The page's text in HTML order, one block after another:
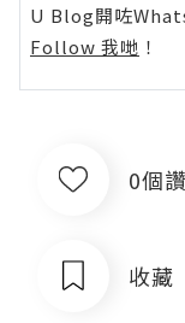
U Blog開咗
Follow 我哋 ！
0個
收藏